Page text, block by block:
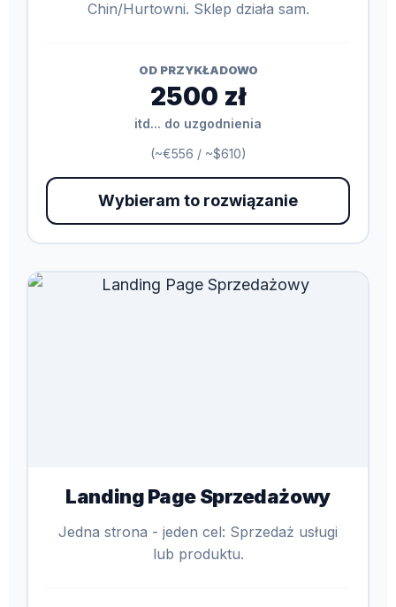
Chin/Hurtowni. Sklep działa sam.
OD PRZYKŁADOWO
2500 zł
itd... do uzgodnienia
(~€556 / ~$610)
Wybieram to rozwiązanie
Landing Page Sprzedażowy
Jedna strona - jeden cel: Sprzedaż usługi
lub produktu.